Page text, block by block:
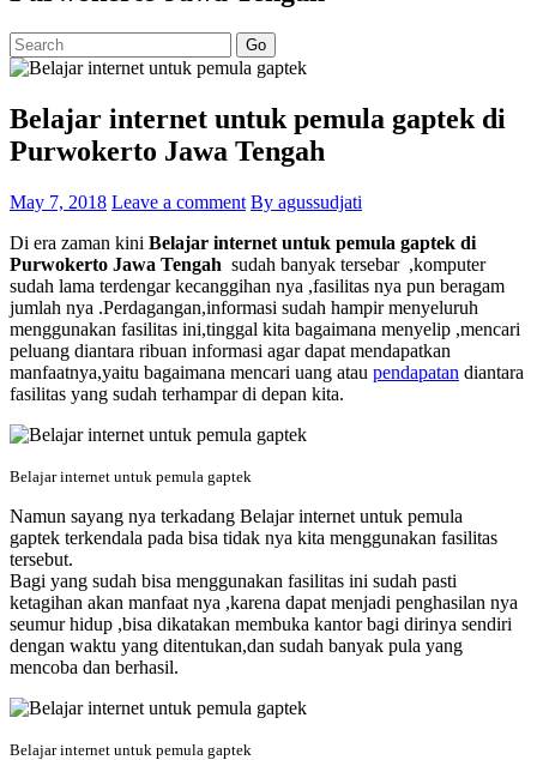
Go
Belajar internet untuk pemula gaptek di
Purwokerto Jawa Tengah
May 7, 2018 Leave a comment By agussudjati
Di era zaman kini Belajar internet untuk pemula gaptek di
Purwokerto Jawa Tengah sudah banyak tersebar ,komputer
sudah lama terdengar kecanggihan nya ,fasilitas nya pun beragam
jumlah nya .Perdagangan,informasi sudah hampir menyeluruh
menggunakan fasilitas ini,tinggal kita bagaimana menyelip ,mencari
peluang diantara ribuan informasi agar dapat mendapatkan
manfaatnya,yaitu bagaimana mencari uang atau pendapatan diantara
fasilitas yang sudah terhampar di depan kita.
Belajar internet untuk pemula gaptek
Namun sayang nya terkadang Belajar internet untuk pemula
gaptek terkendala pada bisa tidak nya kita menggunakan fasilitas
tersebut.
Bagi yang sudah bisa menggunakan fasilitas ini sudah pasti
ketagihan akan manfaat nya ,karena dapat menjadi penghasilan nya
seumur hidup ,bisa dikatakan membuka kantor bagi dirinya sendiri
dengan waktu yang ditentukan,dan sudah banyak pula yang
mencoba dan berhasil.
Belajar internet untuk pemula gaptek